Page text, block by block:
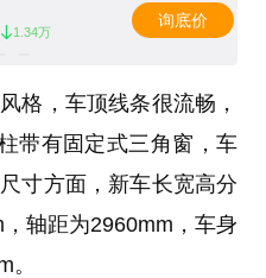
1.34万
询底价
格，车顶线条很流畅，
带有固定式三角窗，车
寸方面，新车长宽高分
轴距为2960mm，车身